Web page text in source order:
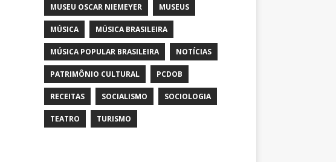
MUSEU OSCAR NIEMEYER MUSEUS
MÚSICA MÚSICA BRASILEIRA
MÚSICA POPULAR BRASILEIRA NOTÍCIAS
PATRIMÔNIO CULTURAL PCDOB
RECEITAS SOCIALISMO SOCIOLOGIA
TEATRO TURISMO